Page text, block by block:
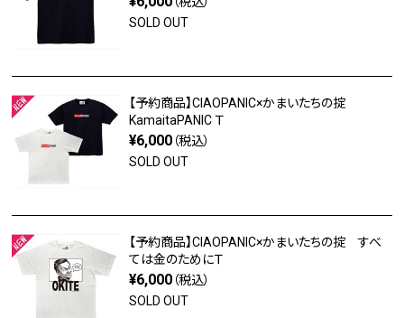
SOLD OUT
【予約商品】CIAOPANIC×かまいたちの掟
KamaitaPANIC Ｔ
¥6,000 （税込）
SOLD OUT
【予約商品】CIAOPANIC×かまいたちの掟 すべ
ては金のためにＴ
¥6,000 （税込）
SOLD OUT